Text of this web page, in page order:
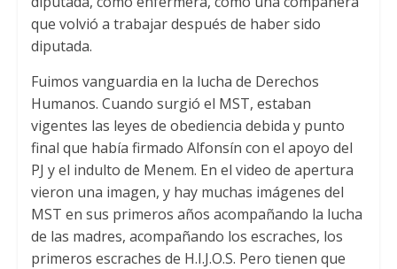
que volvió a trabajar después de haber sido
diputada.
Fuimos vanguardia en la lucha de Derechos
Humanos. Cuando surgió el MST, estaban
vigentes las leyes de obediencia debida y punto
final que había firmado Alfonsín con el apoyo del
PJ y el indulto de Menem. En el video de apertura
vieron una imagen, y hay muchas imágenes del
MST en sus primeros años acompañando la lucha
de las madres, acompañando los escraches, los
primeros escraches de H.I.J.O.S. Pero tienen que